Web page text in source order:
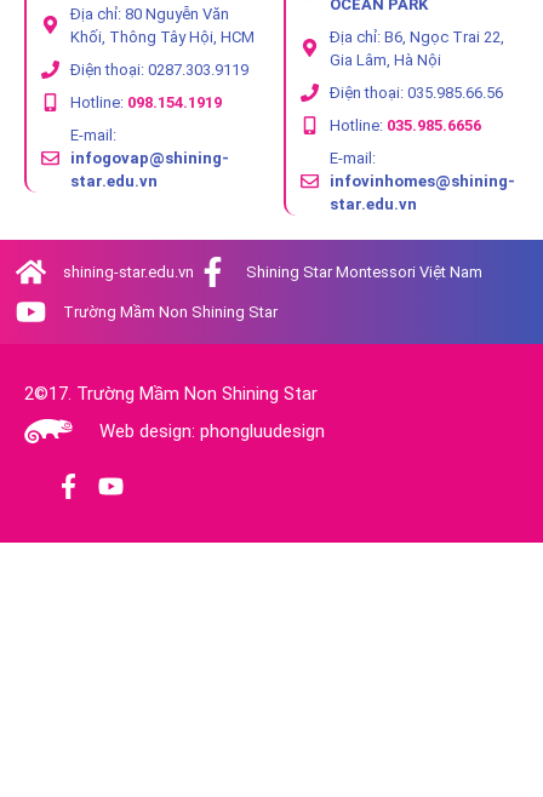
Địa chỉ: 80 Nguyễn Văn
Khối, Thông Tây Hội, HCM
Điện thoại: 0287.303.9119
Hotline: 098.154.1919
E-mail:
infogovap@shining-
star.edu.vn
OCEAN PARK
Địa chỉ: B6, Ngọc Trai 22,
Gia Lâm, Hà Nội
Điện thoại: 035.985.66.56
Hotline: 035.985.6656
E-mail:
infovinhomes@shining-
star.edu.vn
shining-star.edu.vn Shining Star Montessori Việt Nam
Trường Mầm Non Shining Star
2©17. Trường Mầm Non Shining Star
Web design: phongluudesign